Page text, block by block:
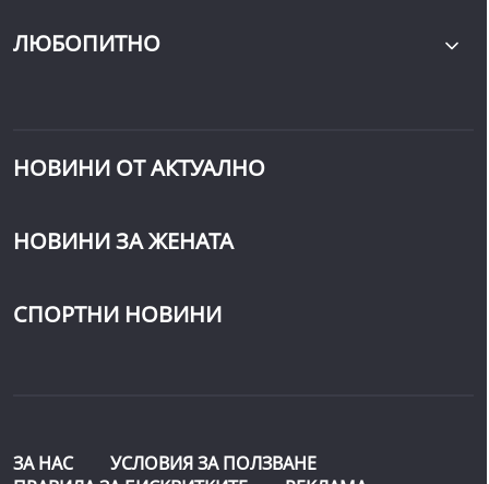
ЛЮБОПИТНО
НОВИНИ ОТ АКТУАЛНО
НОВИНИ ЗА ЖЕНАТА
СПОРТНИ НОВИНИ
ЗА НАС
УСЛОВИЯ ЗА ПОЛЗВАНЕ